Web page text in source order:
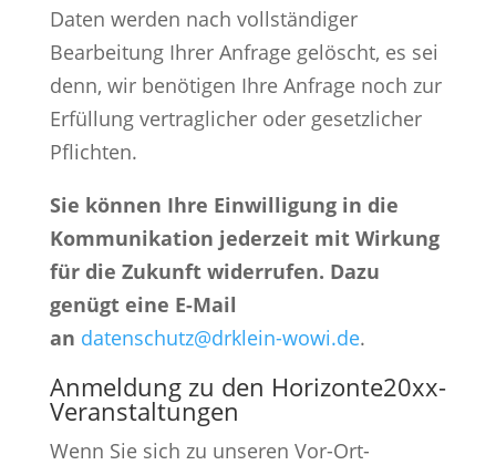
Daten werden nach vollständiger
Bearbeitung Ihrer Anfrage gelöscht, es sei
denn, wir benötigen Ihre Anfrage noch zur
Erfüllung vertraglicher oder gesetzlicher
Pflichten.
Sie können Ihre Einwilligung in die
Kommunikation jederzeit mit Wirkung
für die Zukunft widerrufen. Dazu
genügt eine E-Mail
an datenschutz@drklein-wowi.de.
Anmeldung zu den Horizonte20xx-
Veranstaltungen
Wenn Sie sich zu unseren Vor-Ort-